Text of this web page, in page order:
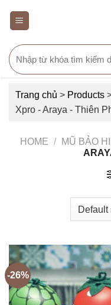
Search
for:
Trang chủ > Products
Xpro - Araya - Thiên
HOME / MŨ BẢO
-26%